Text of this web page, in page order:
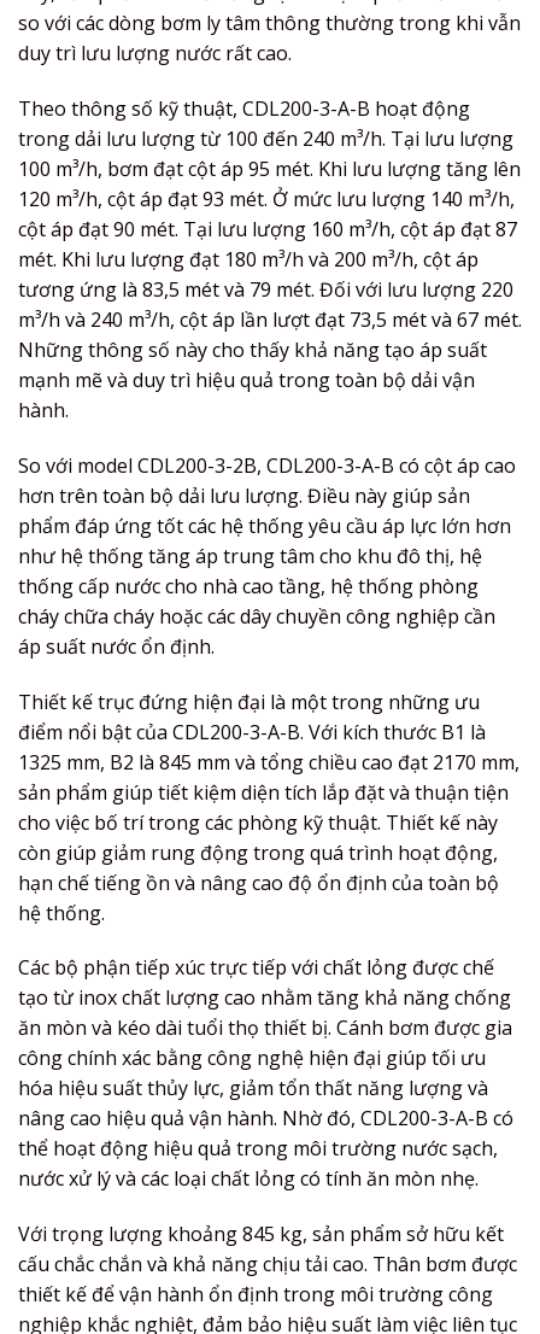
so với các dòng bơm ly tâm thông thường trong khi vẫn
duy trì lưu lượng nước rất cao.
Theo thông số kỹ thuật, CDL200-3-A-B hoạt động
trong dải lưu lượng từ 100 đến 240 m³/h. Tại lưu lượng
100 m³/h, bơm đạt cột áp 95 mét. Khi lưu lượng tăng lên
120 m³/h, cột áp đạt 93 mét. Ở mức lưu lượng 140 m³/h,
cột áp đạt 90 mét. Tại lưu lượng 160 m³/h, cột áp đạt 87
mét. Khi lưu lượng đạt 180 m³/h và 200 m³/h, cột áp
tương ứng là 83,5 mét và 79 mét. Đối với lưu lượng 220
m³/h và 240 m³/h, cột áp lần lượt đạt 73,5 mét và 67 mét.
Những thông số này cho thấy khả năng tạo áp suất
mạnh mẽ và duy trì hiệu quả trong toàn bộ dải vận
hành.
So với model CDL200-3-2B, CDL200-3-A-B có cột áp cao
hơn trên toàn bộ dải lưu lượng. Điều này giúp sản
phẩm đáp ứng tốt các hệ thống yêu cầu áp lực lớn hơn
như hệ thống tăng áp trung tâm cho khu đô thị, hệ
thống cấp nước cho nhà cao tầng, hệ thống phòng
cháy chữa cháy hoặc các dây chuyền công nghiệp cần
áp suất nước ổn định.
Thiết kế trục đứng hiện đại là một trong những ưu
điểm nổi bật của CDL200-3-A-B. Với kích thước B1 là
1325 mm, B2 là 845 mm và tổng chiều cao đạt 2170 mm,
sản phẩm giúp tiết kiệm diện tích lắp đặt và thuận tiện
cho việc bố trí trong các phòng kỹ thuật. Thiết kế này
còn giúp giảm rung động trong quá trình hoạt động,
hạn chế tiếng ồn và nâng cao độ ổn định của toàn bộ
hệ thống.
Các bộ phận tiếp xúc trực tiếp với chất lỏng được chế
tạo từ inox chất lượng cao nhằm tăng khả năng chống
ăn mòn và kéo dài tuổi thọ thiết bị. Cánh bơm được gia
công chính xác bằng công nghệ hiện đại giúp tối ưu
hóa hiệu suất thủy lực, giảm tổn thất năng lượng và
nâng cao hiệu quả vận hành. Nhờ đó, CDL200-3-A-B có
thể hoạt động hiệu quả trong môi trường nước sạch,
nước xử lý và các loại chất lỏng có tính ăn mòn nhẹ.
Với trọng lượng khoảng 845 kg, sản phẩm sở hữu kết
cấu chắc chắn và khả năng chịu tải cao. Thân bơm được
thiết kế để vận hành ổn định trong môi trường công
nghiệp khắc nghiệt, đảm bảo hiệu suất làm việc liên tục